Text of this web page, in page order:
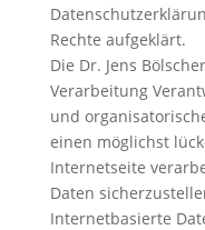
Rechte aufgeklärt.
Die Dr. Jens
Verarbeitung
und
einen möglichst
Internetseite
Daten
Internetbasierte